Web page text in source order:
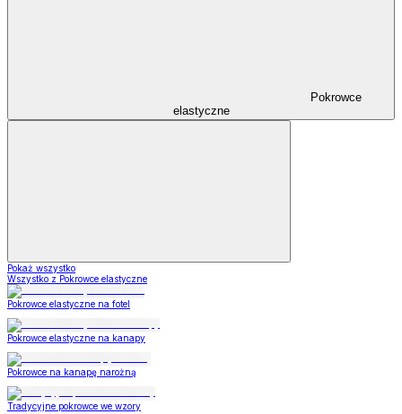
Pokrowce
elastyczne
Pokaż wszystko
Wszystko z Pokrowce elastyczne
Pokrowce elastyczne na fotel
Pokrowce elastyczne na kanapy
Pokrowce na kanapę narożną
Tradycyjne pokrowce we wzory